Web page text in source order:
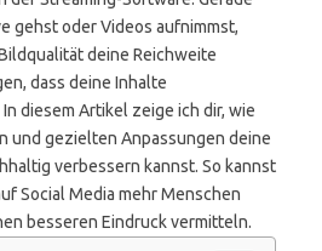
gehst oder Videos aufnimmst,
deine Reichweite
dass deine Inhalte
diesem Artikel zeige ich dir, wie
und gezielten Anpassungen deine
verbessern kannst. So kannst
Social Media mehr Menschen
besseren Eindruck vermitteln.